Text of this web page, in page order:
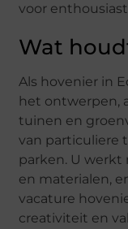
voor
Wat
Als hovenier in
het ontwerpen,
tuinen en
van particuliere
parken. U werkt
en materialen,
vacature
creativiteit en